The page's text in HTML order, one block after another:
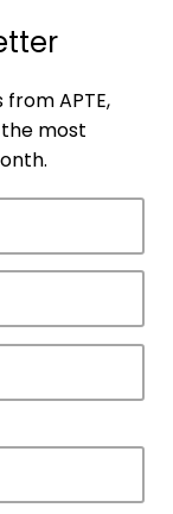
drive
APTE,
most